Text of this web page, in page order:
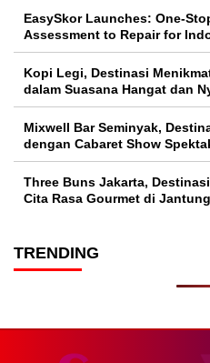
EasySkor Launches: One-
Assessment to Repair for
Kopi Legi, Destinasi
dalam Suasana Hangat dan
Mixwell Bar Seminyak,
dengan Cabaret Show
Three Buns Jakarta,
Cita Rasa Gourmet di
TRENDING